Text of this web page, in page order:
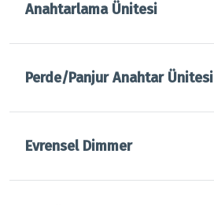
Anahtarlama Ünitesi
Perde/Panjur Anahtar Ünitesi
Evrensel Dimmer